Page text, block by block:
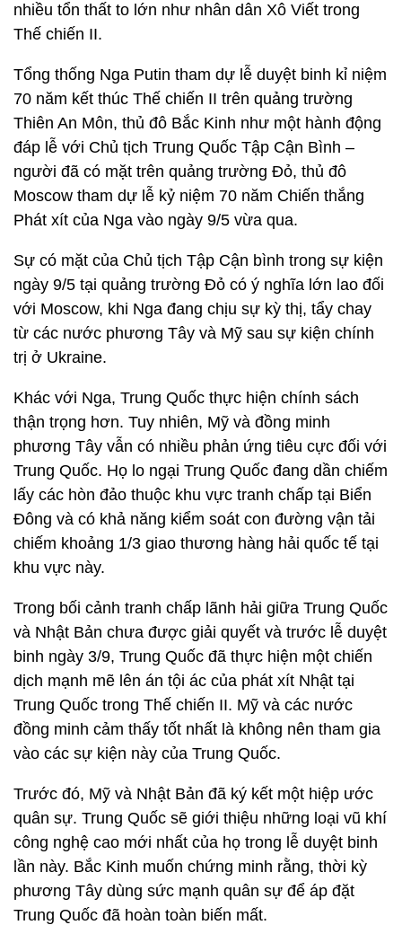
nhiều tổn thất to lớn như nhân dân Xô Viết trong
Thế chiến II.
Tổng thống Nga Putin tham dự lễ duyệt binh kỉ niệm
70 năm kết thúc Thế chiến II trên quảng trường
Thiên An Môn, thủ đô Bắc Kinh như một hành động
đáp lễ với Chủ tịch Trung Quốc Tập Cận Bình –
người đã có mặt trên quảng trường Đỏ, thủ đô
Moscow tham dự lễ kỷ niệm 70 năm Chiến thắng
Phát xít của Nga vào ngày 9/5 vừa qua.
Sự có mặt của Chủ tịch Tập Cận bình trong sự kiện
ngày 9/5 tại quảng trường Đỏ có ý nghĩa lớn lao đối
với Moscow, khi Nga đang chịu sự kỳ thị, tẩy chay
từ các nước phương Tây và Mỹ sau sự kiện chính
trị ở Ukraine.
Khác với Nga, Trung Quốc thực hiện chính sách
thận trọng hơn. Tuy nhiên, Mỹ và đồng minh
phương Tây vẫn có nhiều phản ứng tiêu cực đối với
Trung Quốc. Họ lo ngại Trung Quốc đang dần chiếm
lấy các hòn đảo thuộc khu vực tranh chấp tại Biển
Đông và có khả năng kiểm soát con đường vận tải
chiếm khoảng 1/3 giao thương hàng hải quốc tế tại
khu vực này.
Trong bối cảnh tranh chấp lãnh hải giữa Trung Quốc
và Nhật Bản chưa được giải quyết và trước lễ duyệt
binh ngày 3/9, Trung Quốc đã thực hiện một chiến
dịch mạnh mẽ lên án tội ác của phát xít Nhật tại
Trung Quốc trong Thế chiến II. Mỹ và các nước
đồng minh cảm thấy tốt nhất là không nên tham gia
vào các sự kiện này của Trung Quốc.
Trước đó, Mỹ và Nhật Bản đã ký kết một hiệp ước
quân sự. Trung Quốc sẽ giới thiệu những loại vũ khí
công nghệ cao mới nhất của họ trong lễ duyệt binh
lần này. Bắc Kinh muốn chứng minh rằng, thời kỳ
phương Tây dùng sức mạnh quân sự để áp đặt
Trung Quốc đã hoàn toàn biến mất.